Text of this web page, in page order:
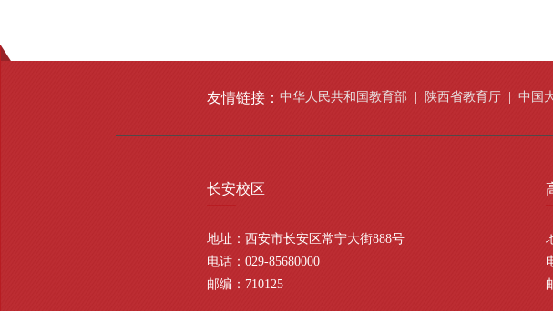
友情链接： 中华人民共和国教育部 | 陕西省教育厅 | 中国
长安校区
地址：西安市长安区常宁大街888号
电话：029-85680000
邮编：710125